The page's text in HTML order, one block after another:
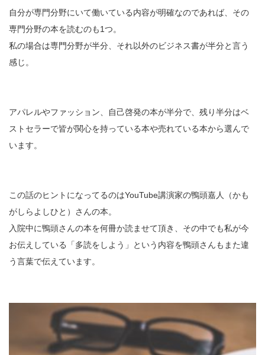
自分が専門分野にいて働いている内容が明確なのであれば、その
専門分野の本を読むのも1つ。
私の場合は専門分野が半分、それ以外のビジネス書が半分と言う
感じ。
アパレルやファッション、自己啓発の本が半分で、残り半分はベ
ストセラーで皆が関心を持っている本や売れている本から選んで
います。
この話のヒントになってるのはYouTube講演家の鴨頭嘉人（かも
がしらよしひと）さんの本。
入院中に鴨頭さんの本を何冊か読ませて頂き、その中でも私が今
お伝えしている「多読をしよう」という内容を鴨頭さんもまた違
う言葉で伝えています。